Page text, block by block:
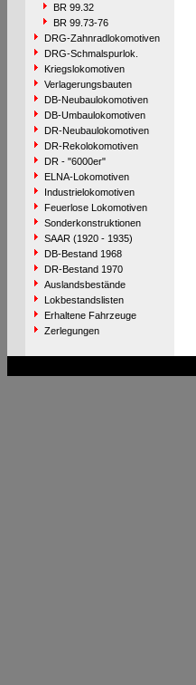
BR 99.32
BR 99.73-76
DRG-Zahnradlokomotiven
DRG-Schmalspurlok.
Kriegslokomotiven
Verlagerungsbauten
DB-Neubaulokomotiven
DB-Umbaulokomotiven
DR-Neubaulokomotiven
DR-Rekolokomotiven
DR - "6000er"
ELNA-Lokomotiven
Industrielokomotiven
Feuerlose Lokomotiven
Sonderkonstruktionen
SAAR (1920 - 1935)
DB-Bestand 1968
DR-Bestand 1970
Auslandsbestände
Lokbestandslisten
Erhaltene Fahrzeuge
Zerlegungen